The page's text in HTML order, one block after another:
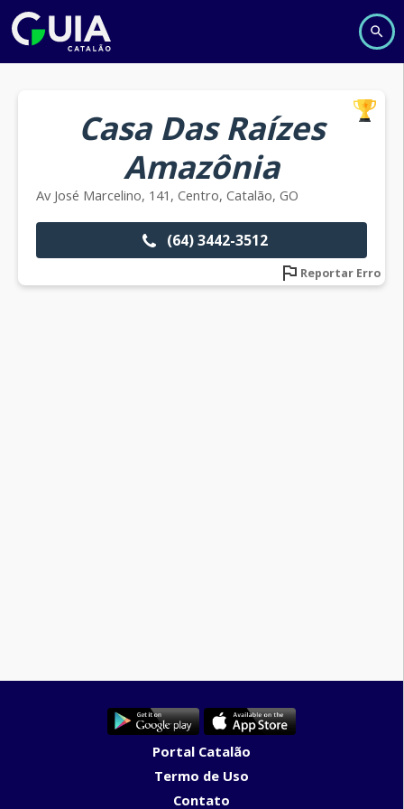
Casa Das Raízes
Amazônia
Av José Marcelino, 141, Centro, Catalão, GO
(64) 3442-3512
Reportar Erro
Portal Catalão
Termo de Uso
Contato